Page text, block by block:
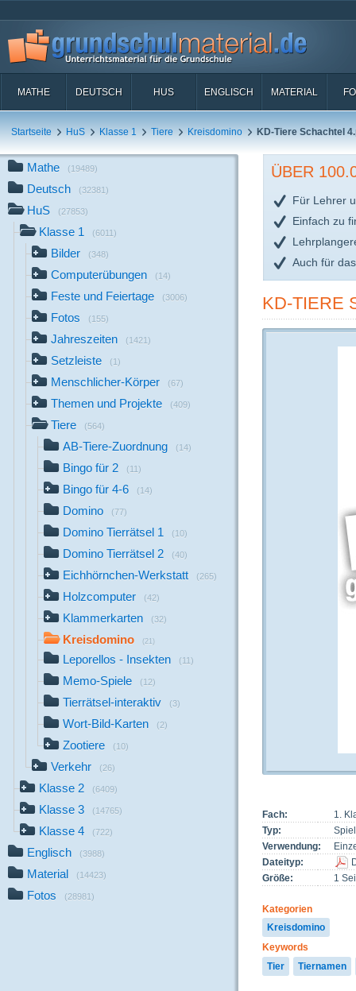
MATHE DEUTSCH HUS ENGLISCH MATERIAL
Startseite HuS Klasse 1 Tiere Kreisdomino KD-Tiere Schachtel
Mathe (19489)
Deutsch (32381)
HuS (27853)
Klasse 1 (6011)
Bilder (348)
Computerübungen (14)
Feste und Feiertage (3006)
Fotos (155)
Jahreszeiten (1421)
Setzleiste (1)
Menschlicher-Körper (67)
Themen und Projekte (409)
Tiere (564)
AB-Tiere-Zuordnung (14)
Bingo für 2 (11)
Bingo für 4-6 (14)
Domino (77)
Domino Tierrätsel 1 (10)
Domino Tierrätsel 2 (40)
Eichhörnchen-Werkstatt (265)
Holzcomputer (42)
Klammerkarten (32)
Kreisdomino (21)
Leporellos - Insekten (11)
Memo-Spiele (12)
Tierrätsel-interaktiv (3)
Wort-Bild-Karten (2)
Zootiere (10)
Verkehr (26)
Klasse 2 (6409)
Klasse 3 (14765)
Klasse 4 (722)
Englisch (3988)
Material (14423)
Fotos (28981)
ÜBER
Für Lehrer
Einfach zu
Auch für
KD-TIERE
Fach:
1.
Typ:
Spiel
Verwendung:
Dateityp:
Größe:
1
Kategorien
Kreisdomino
Keywords
Tier
Tiernamen